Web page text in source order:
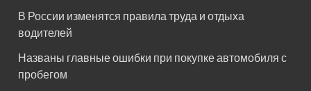
В России изменятся правила труда и отдыха
водителей
Названы главные ошибки при покупке автомобиля с
пробегом